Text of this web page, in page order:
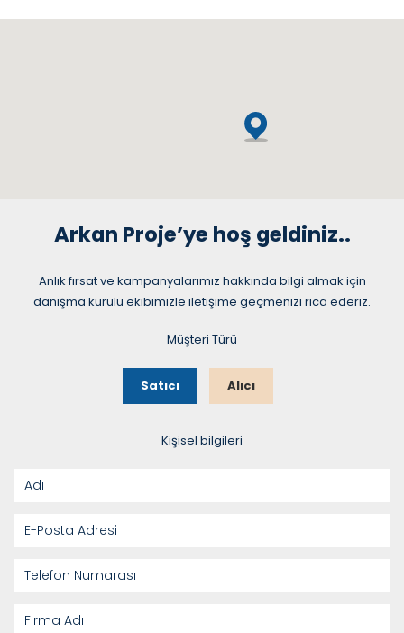
Arkan Proje’ye hoş geldiniz..
Anlık fırsat ve kampanyalarımız hakkında bilgi almak için
danışma kurulu ekibimizle iletişime geçmenizi rica ederiz.
Müşteri Türü
Satıcı Alıcı
Kişisel bilgileri